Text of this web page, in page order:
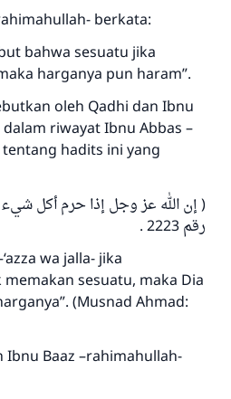
berkata:
bahwa sesuatu jika
harganya pun haram”.
oleh Qadhi dan Ibnu
riwayat Ibnu Abbas –
tentang hadits ini yang
( إن الله عز وجل إذا حرم أكل
رقم 2223 .
wa jalla- jika
sesuatu, maka Dia
(Musnad Ahmad:
Ibnu Baaz –rahimahullah-
no. 110845
pernikahan.
jawaban untuk umat
Rasulullah ﷺ bersabda
suatu kebaikan,
pahala yang
1893